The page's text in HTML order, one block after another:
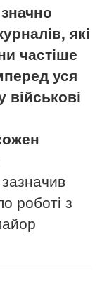
які
частіше
уся
військові
роботі з